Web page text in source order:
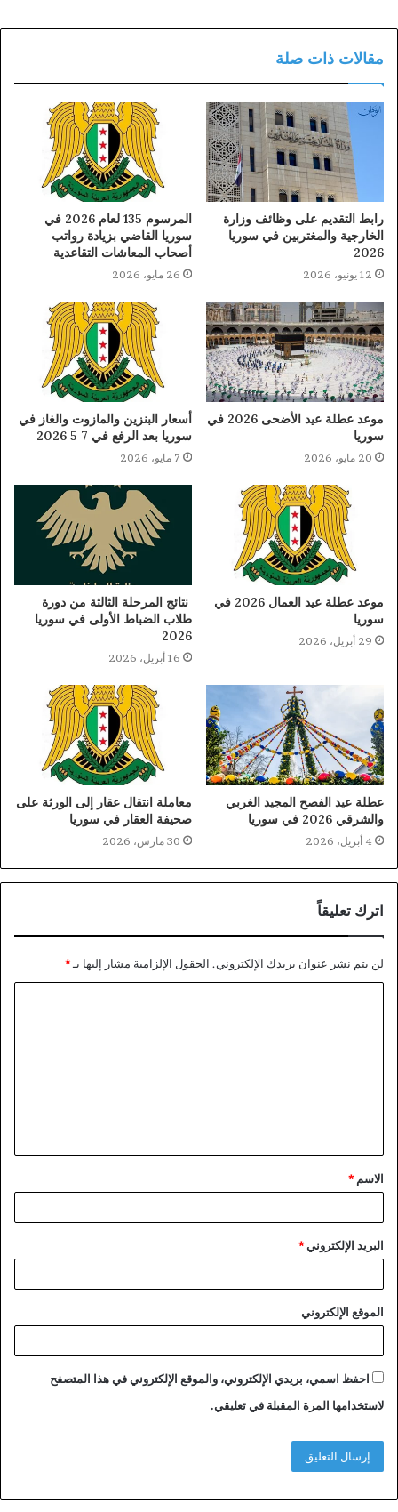
مقالات ذات صلة
رابط التقديم على وظائف وزارة
الخارجية والمغتربين في سوريا
2026
12 يونيو، 2026
المرسوم 135 لعام 2026 في
سوريا القاضي بزيادة رواتب
أصحاب المعاشات التقاعدية
26 مايو، 2026
موعد عطلة عيد الأضحى 2026 في
سوريا
20 مايو، 2026
أسعار البنزين والمازوت والغاز في
سوريا بعد الرفع في 7 5 2026
7 مايو، 2026
موعد عطلة عيد العمال 2026 في
سوريا
29 أبريل، 2026
نتائج المرحلة الثالثة من دورة
طلاب الضباط الأولى في سوريا
2026
16 أبريل، 2026
عطلة عيد الفصح المجيد الغربي
والشرقي 2026 في سوريا
4 أبريل، 2026
معاملة انتقال عقار إلى الورثة على
صحيفة العقار في سوريا
30 مارس، 2026
اترك تعليقاً
لن يتم نشر عنوان بريدك الإلكتروني. الحقول الإلزامية مشار إليها بـ*
ق
*
الاسم *
البريد الإلكتروني*
الموقع الإلكتروني
احفظ اسمي، بريدي الإلكتروني، والموقع الإلكتروني في هذا المتصفح
لاستخدامها المرة المقبلة في تعليقي.